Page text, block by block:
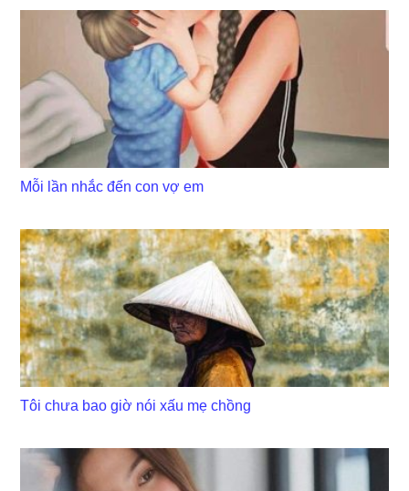
Mỗi lần nhắc đến con vợ em
Tôi chưa bao giờ nói xấu mẹ chồng